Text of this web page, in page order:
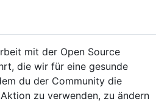
mit der Open Source
die wir für eine gesunde
du der Community die
zu verwenden, zu ändern